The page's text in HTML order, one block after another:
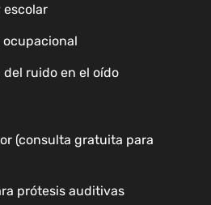
ruido en el oído
(consulta gratuita para
prótesis auditivas